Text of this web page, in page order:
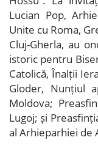
Lucian Pop,
Unite cu Roma,
Cluj-Gherla, au
istoric pentru
Catolică, Înalții
Gloder, Nunțiul
Moldova;
Lugoj; și
al Arhieparhiei de